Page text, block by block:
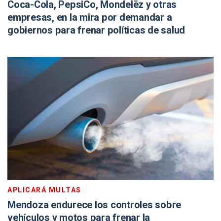
Coca-Cola, PepsiCo, Mondelēz y otras
empresas, en la mira por demandar a
gobiernos para frenar políticas de salud
APLICARÁ MULTAS
Mendoza endurece los controles sobre
vehículos y motos para frenar la